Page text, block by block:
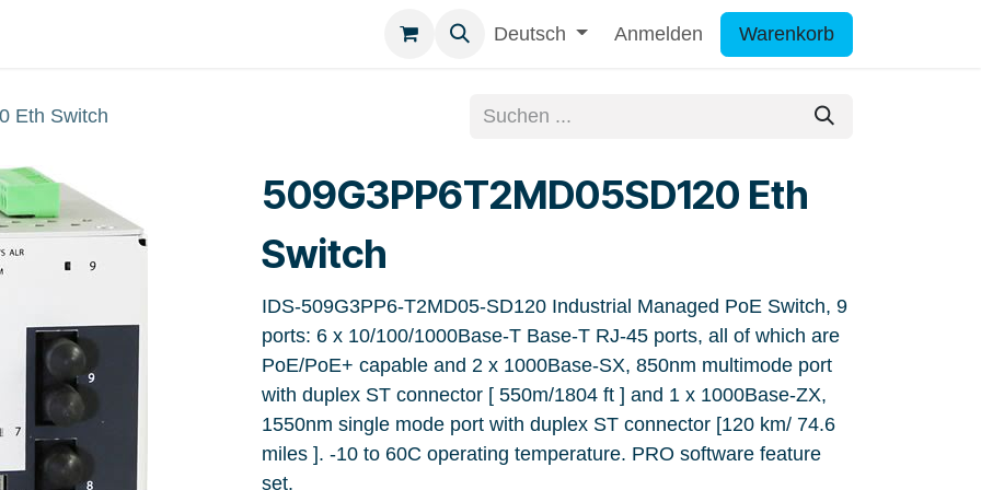
Deutsch Anmelden Warenkorb
Eth Switch
509G3PP6T2MD05SD120 Eth
Switch
IDS-509G3PP6-T2MD05-SD120 Industrial Managed PoE Switch, 9
ports: 6 x 10/100/1000Base-T Base-T RJ-45 ports, all of which are
PoE/PoE+ capable and 2 x 1000Base-SX, 850nm multimode port
with duplex ST connector [ 550m/1804 ft ] and 1 x 1000Base-ZX,
1550nm single mode port with duplex ST connector [120 km/ 74.6
miles ]. -10 to 60C operating temperature. PRO software feature
set.